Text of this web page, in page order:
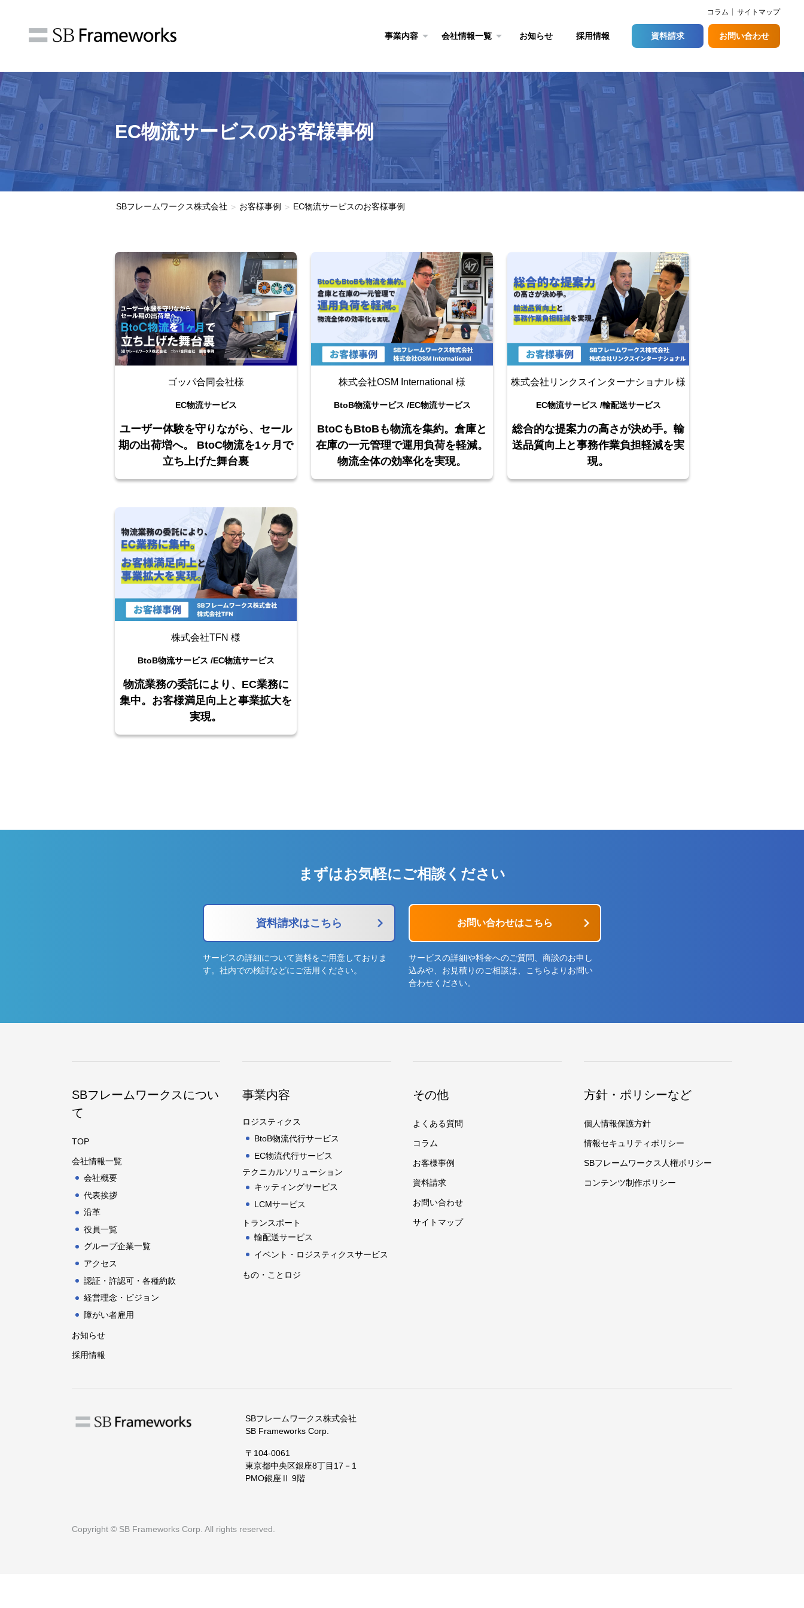
コラム サイトマップ
事業内容 会社情報一覧 お知らせ 採用情報 資料請求 お問い合わせ
EC物流サービスのお客様事例
SBフレームワークス株式会社 > お客様事例 > EC物流サービスのお客様事例
ゴッパ合同会社様
EC物流サービス
ユーザー体験を守りながら、セール
期の出荷増へ。 BtoC物流を1ヶ月で
立ち上げた舞台裏
株式会社OSM International 様
BtoB物流サービス /EC物流サービス
BtoCもBtoBも物流を集約。倉庫と
在庫の一元管理で運用負荷を軽減。
物流全体の効率化を実現。
株式会社リンクスインターナショナル 様
EC物流サービス /輸配送サービス
総合的な提案力の高さが決め手。輸
送品質向上と事務作業負担軽減を実
現。
株式会社TFN 様
BtoB物流サービス /EC物流サービス
物流業務の委託により、EC業務に
集中。お客様満足向上と事業拡大を
実現。
まずはお気軽にご相談ください
資料請求はこちら
サービスの詳細について資料をご用意しておりま
す。社内での検討などにご活用ください。
お問い合わせはこちら
サービスの詳細や料金へのご質問、商談のお申し
込みや、お見積りのご相談は、こちらよりお問い
合わせください。
SBフレームワークスについ
て
TOP
会社情報一覧
会社概要
代表挨拶
沿革
役員一覧
グループ企業一覧
アクセス
認証・許認可・各種約款
経営理念・ビジョン
障がい者雇用
お知らせ
採用情報
事業内容
ロジスティクス
BtoB物流代行サービス
EC物流代行サービス
テクニカルソリューション
キッティングサービス
LCMサービス
トランスポート
輸配送サービス
イベント・ロジスティクスサービス
もの・ことロジ
その他
よくある質問
コラム
お客様事例
資料請求
お問い合わせ
サイトマップ
方針・ポリシーなど
個人情報保護方針
情報セキュリティポリシー
SBフレームワークス人権ポリシー
コンテンツ制作ポリシー
SBフレームワークス株式会社
SB Frameworks Corp.
〒104-0061
東京都中央区銀座8丁目17－1
PMO銀座Ⅱ 9階
Copyright © SB Frameworks Corp. All rights reserved.